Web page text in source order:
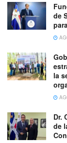
de
la
Dr.
de